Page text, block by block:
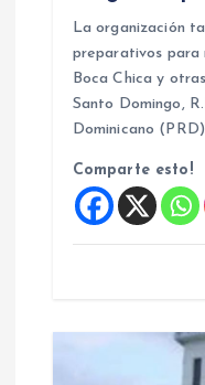
La organización
preparativos para
Boca Chica y
Santo Domingo,
Dominicano
Comparte esto!